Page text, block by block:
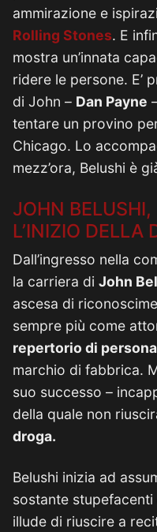
ammirazione e
Rolling Stones. E
mostra un’innata
ridere le persone. E’
di John – Dan Payne
tentare un provino
Chicago. Lo
mezz’ora, Belushi è
JOHN BELUSHI,
L’INIZIO DELLA
Dall’ingresso nella
la carriera di John
ascesa di
sempre più come
repertorio di
marchio di fabbrica.
suo successo –
della quale non
droga.
Belushi inizia ad
sostante
illude di riuscire a